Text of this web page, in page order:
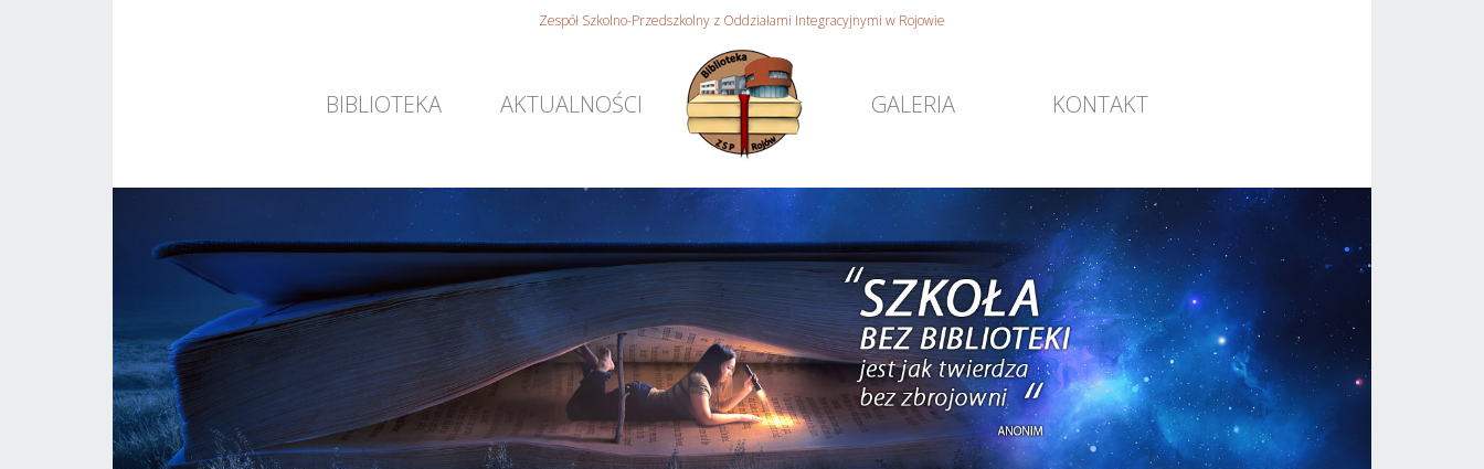
Zespół Szkolno-Przedszkolny z Oddziałami Integracyjnymi w Rojowie
BIBLIOTEKA AKTUALNOŚCI GALERIA KONTAKT